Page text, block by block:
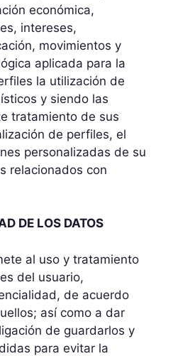
económica,
intereses,
movimientos y
aplicada para la
la utilización de
y siendo las
tratamiento de sus
de perfiles, el
personalizadas de su
relacionados con
DE LOS DATOS
al uso y tratamiento
del usuario,
de acuerdo
así como a dar
de guardarlos y
para evitar la